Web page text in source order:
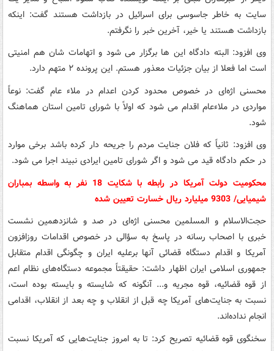
سایت به خاطر جاسوسی برای اسرائیل در بازداشت هستند گفت: اینکه
بازداشت هستند یا خیر، آخرین خبر را نگرفتم.
وی افزود: البته دادگاه این ها برگزار می شود و اتهامات شان هم امنیتی
است اما فعلا از بیان جزئیات معذور هستم. این پرونده ٢ متهم دارد.
محسنی اژه‌ای در خصوص محدود کردن اعدام در ملاء عام گفت: نوعاً
مواردی در ملاءعام اقدام می شود که اولاً با شورای تامین استان هماهنگ
شود.
وی افزود: ثانیاً که فلان جنایت مردم را جریحه دار کرده باشد برخی موارد
در حکم دادگاه قید می شود و اگر شورای تامین ایرادی نبیند اجرا می شود.
محکومیت دولت آمریکا در رابطه با شکایت 18 نفر به واسطه بمباران
شیمیایی/ 9303 میلیارد ریال خسارت تعیین شده
حجت‌الاسلام و المسلمین محسنی اژه‌ای در صد و شانزدهمین نشست
خبری با اصحاب رسانه در پاسخ به سؤالی در خصوص اقدامات روزافزون
آمریکا و اقدام دستگاه قضائی آنها برعلیه ایران و چگونگی اقدام متقابل
جمهوری اسلامی ایران اظهار داشت: حقیقتاً مجموعه دستگاه‌های نظام اعم
از قوه قضائیه، قوه مجریه و... آنگونه که شایسته و بایسته بوده است،
نسبت به جنایت‌های آمریکا چه قبل از انقلاب و چه بعد از انقلاب، اقدامی
انجام نداده‌اند.
سخنگوی قوه قضائیه تصریح کرد: تا به امروز جنایت‌هایی که آمریکا نسبت